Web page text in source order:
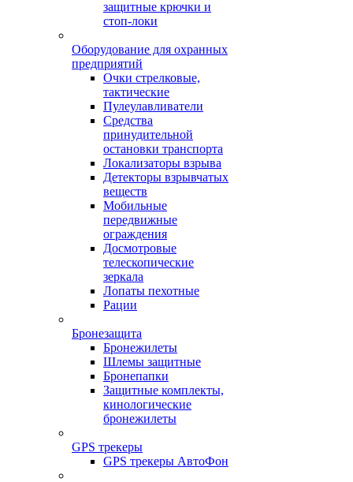
защитные крючки и
стоп-локи
Оборудование для охранных
предприятий
Очки стрелковые,
тактические
Пулеулавливатели
Средства
принудительной
остановки транспорта
Локализаторы взрыва
Детекторы взрывчатых
веществ
Мобильные
передвижные
ограждения
Досмотровые
телескопические
зеркала
Лопаты пехотные
Рации
Бронезащита
Бронежилеты
Шлемы защитные
Бронепапки
Защитные комплекты,
кинологические
бронежилеты
GPS трекеры
GPS трекеры АвтоФон